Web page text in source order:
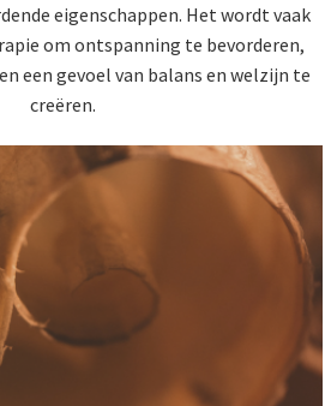
eigenschappen. Het wordt vaak
om ontspanning te bevorderen,
een gevoel van balans en welzijn te
creëren.